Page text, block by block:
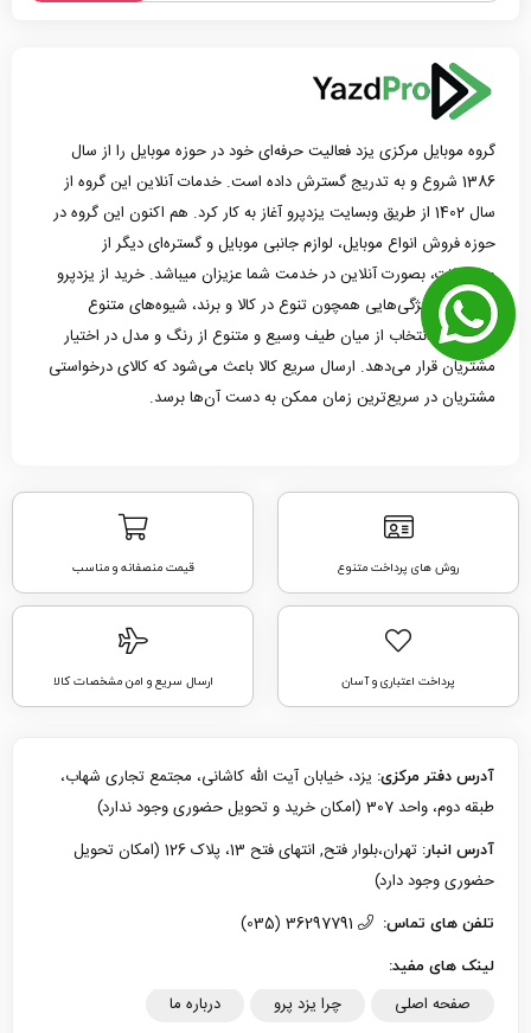
گروه موبایل مرکزی یزد فعالیت حرفه‌ای خود در حوزه موبایل را از سال
1386 شروع و به تدریج گسترش داده است. خدمات آنلاین این گروه از
سال 1402 از طریق وبسایت یزدپرو آغاز به کار کرد. هم اکنون این گروه در
حوزه فروش انواع موبایل، لوازم جانبی موبایل و گستره‌ای دیگر از
محصولات، بصورت آنلاین در خدمت شما عزیزان میباشد. خرید از یزدپرو
امکانات و ویژگی‌هایی همچون تنوع در کالا و برند، شیوه‌های متنوع
پرداخت و انتخاب از میان طیف وسیع و متنوع از رنگ و مدل در اختیار
مشتریان قرار می‌دهد. ارسال سریع کالا باعث می‌شود که کالای درخواستی
مشتریان در سریع‌ترین زمان ممکن به دست آن‌ها برسد.
روش های پرداخت متنوع قیمت منصفانه و مناسب
پرداخت اعتباری و آسان ارسال سریع و امن مشخصات کالا
آدرس دفتر مرکزی: یزد، خیابان آیت الله کاشانی، مجتمع تجاری شهاب،
طبقه دوم، واحد 307 (امکان خرید و تحویل حضوری وجود ندارد)
آدرس انبار:
تهران،بلوار فتح, انتهای فتح 13، پلاک 126 (امکان تحویل
حضوری وجود دارد)
تلفن های تماس:
لینک های مفید:
صفحه اصلی چرا یزد پرو درباره ما